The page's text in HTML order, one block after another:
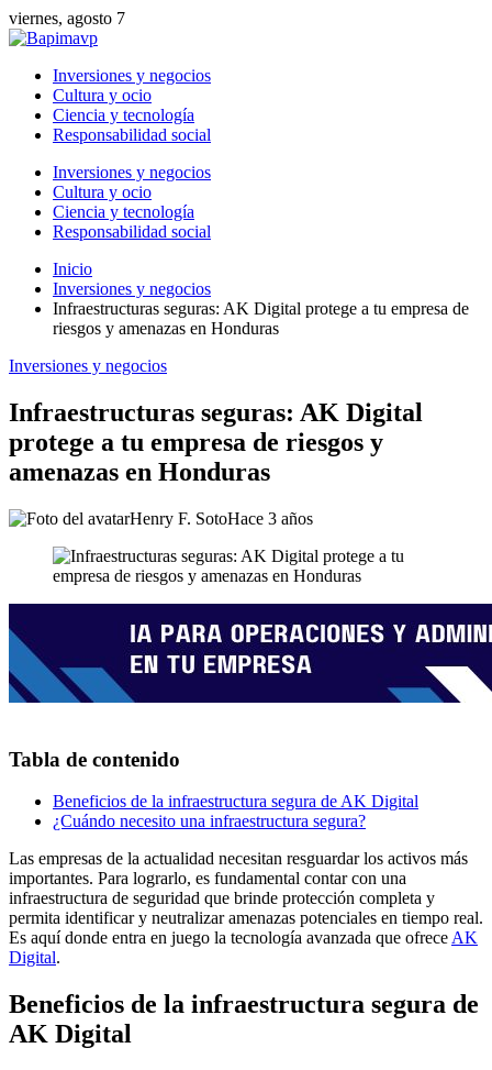
viernes, agosto 7
Inversiones y negocios
Cultura y ocio
Ciencia y tecnología
Responsabilidad social
Inversiones y negocios
Cultura y ocio
Ciencia y tecnología
Responsabilidad social
Inicio
Inversiones y negocios
Infraestructuras seguras: AK Digital protege a tu empresa de
riesgos y amenazas en Honduras
Inversiones y negocios
Infraestructuras seguras: AK Digital
protege a tu empresa de riesgos y
amenazas en Honduras
Henry F. SotoHace 3 años
Tabla de contenido
Beneficios de la infraestructura segura de AK Digital
¿Cuándo necesito una infraestructura segura?
Las empresas de la actualidad necesitan resguardar los activos más
importantes. Para lograrlo, es fundamental contar con una
infraestructura de seguridad que brinde protección completa y
permita identificar y neutralizar amenazas potenciales en tiempo real.
Es aquí donde entra en juego la tecnología avanzada que ofrece AK
Digital.
Beneficios de la infraestructura segura de
AK Digital